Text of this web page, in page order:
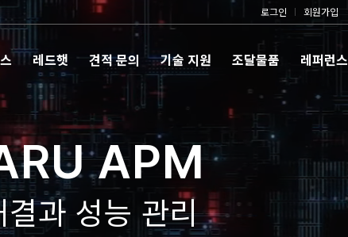
로그인 회원가입
레드햇 견적 문의 기술 지원 조달물품 레퍼런스
APM
과 성능 관리